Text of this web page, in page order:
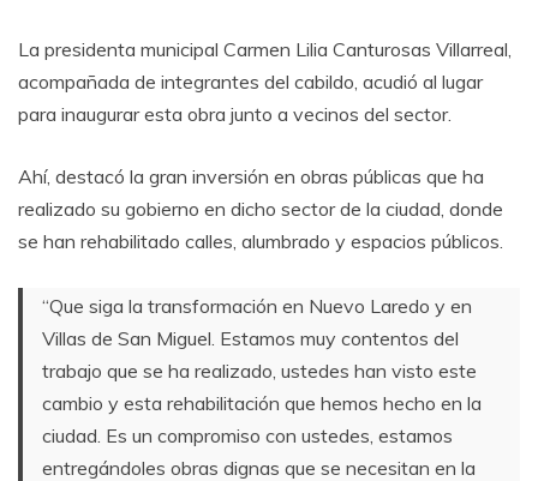
La presidenta municipal Carmen Lilia Canturosas Villarreal,
acompañada de integrantes del cabildo, acudió al lugar
para inaugurar esta obra junto a vecinos del sector.
Ahí, destacó la gran inversión en obras públicas que ha
realizado su gobierno en dicho sector de la ciudad, donde
se han rehabilitado calles, alumbrado y espacios públicos.
“Que siga la transformación en Nuevo Laredo y en
Villas de San Miguel. Estamos muy contentos del
trabajo que se ha realizado, ustedes han visto este
cambio y esta rehabilitación que hemos hecho en la
ciudad. Es un compromiso con ustedes, estamos
entregándoles obras dignas que se necesitan en la